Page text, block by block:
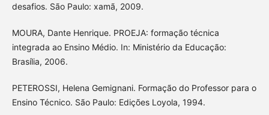
desafios. São Paulo: xamã, 2009.
MOURA, Dante Henrique. PROEJA: formação técnica
integrada ao Ensino Médio. In: Ministério da Educação:
Brasília, 2006.
PETEROSSI, Helena Gemignani. Formação do Professor para o
Ensino Técnico. São Paulo: Edições Loyola, 1994.